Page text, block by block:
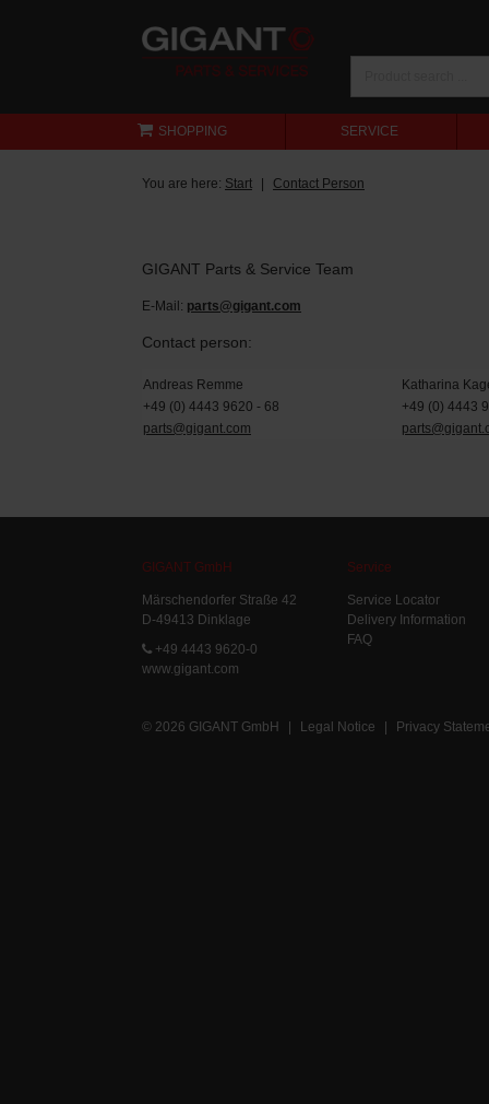
SHOPPING SERVICE
You are here: Start Contact Person
GIGANT Parts & Service Team
E-Mail: parts@gigant.com
Contact person:
Andreas Remme
Katharina
+49 (0) 4443 9620 - 68
+49 (0) 4443
parts@gigant.com
GIGANT GmbH
Märschendorfer Straße 42
D-49413 Dinklage
+49 4443 9620-0
www.gigant.com
Service
Service Locator
Delivery Information
FAQ
© 2026 GIGANT GmbH | Legal Notice | Privacy